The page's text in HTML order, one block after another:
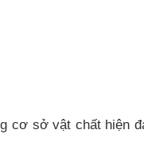
cơ sở vật chất hiện